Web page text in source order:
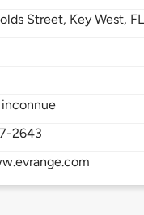
Street, Key West,
2643